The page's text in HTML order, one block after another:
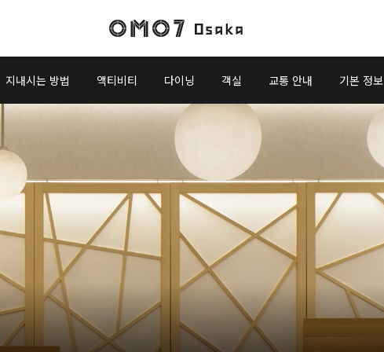
지내시는 방법 액티비티 다이닝 객실 교통 안내 기본 정보